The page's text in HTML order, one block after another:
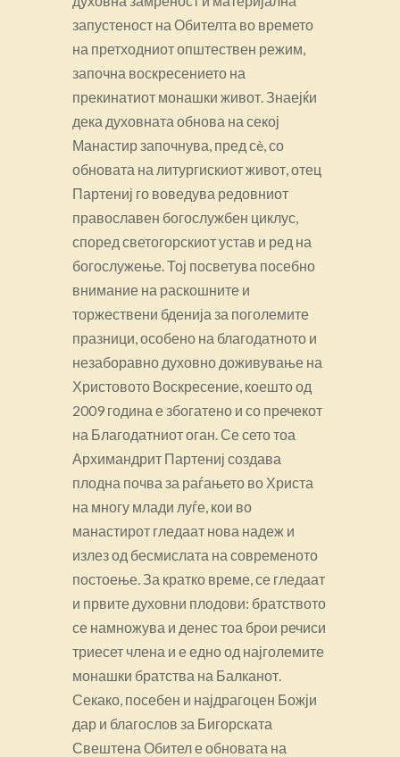
запустеност на Обителта во времето
на претходниот општествен режим,
започна воскресението на
прекинатиот монашки живот. Знаејќи
дека духовната обнова на секој
Манастир започнува, пред сè, со
обновата на литургискиот живот, отец
Партениј го воведува редовниот
православен богослужбен циклус,
според светогорскиот устав и ред на
богослужење. Тој посветува посебно
внимание на раскошните и
торжествени бденија за поголемите
празници, особено на благодатното и
незаборавно духовно доживување на
Христовото Воскресение, коешто од
2009 година е збогатено и со пречекот
на Благодатниот оган. Се сето тоа
Архимандрит Партениј создава
плодна почва за раѓањето во Христа
на многу млади луѓе, кои во
манастирот гледаат нова надеж и
излез од бесмислата на современото
постоење. За кратко време, се гледаат
и првите духовни плодови: братството
се намножува и денес тоа брои речиси
триесет члена и е едно од најголемите
монашки братства на Балканот.
Секако, посебен и најдрагоцен Божји
дар и благослов за Бигорската
Свештена Обител е обновата на